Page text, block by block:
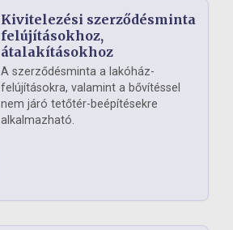
Kivitelezési szerződésminta
felújításokhoz,
átalakításokhoz
A szerződésminta a lakóház-
felújításokra, valamint a bővítéssel
nem járó tetőtér-beépítésekre
alkalmazható.